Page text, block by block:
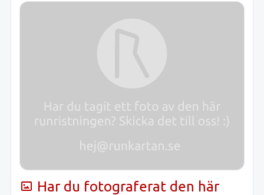
Har du fotograferat den här